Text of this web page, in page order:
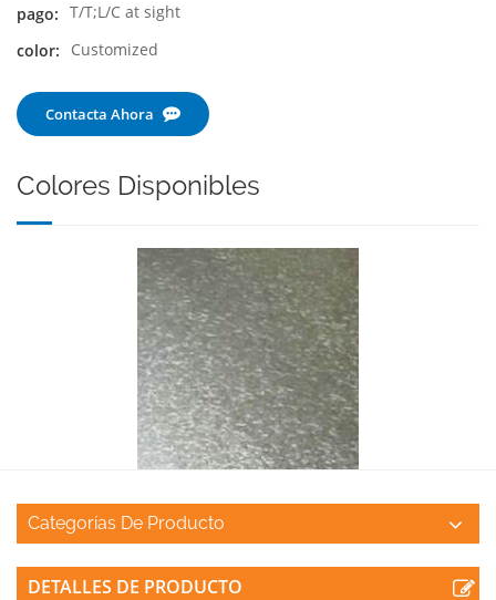
pago: T/T;L/C at sight
color:
Customized
Contacta Ahora
Colores Disponibles
Categorías De Producto
DETALLES DE PRODUCTO